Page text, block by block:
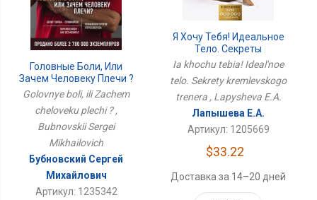
Головные Боли, Или
Зачем Человеку Плечи ?
Golovnye boli, ili Zachem
cheloveku plechi ? ,
Bubnovskii Sergei
Mikhailovich
Бубновский Сергей
Михайлович
Артикул: 1235342
Я Хочу Тебя! Идеальное
Тело. Секреты
Кремлевского Тренера
Ia khochu tebia! Ideal'noe
telo. Sekrety kremlevskogo
trenera , Lapysheva E.A.
Лапышева Е.А.
Артикул: 1205669
$33.22
Доставка за 14–20 дней